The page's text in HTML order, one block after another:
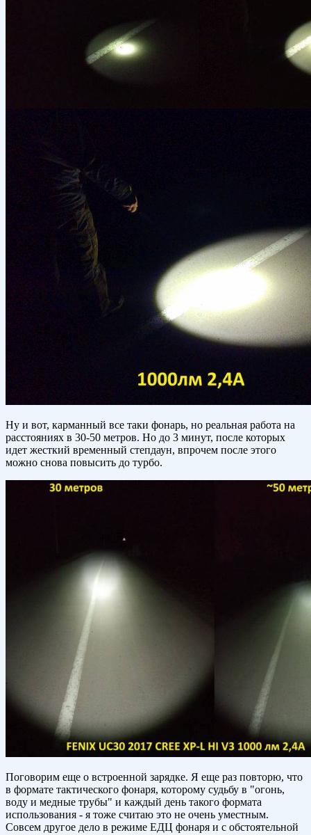
Ну и вот, карманный все таки фонарь, но реальная работа на
расстояниях в 30-50 метров. Но до 3 минут, после которых
идет жесткий временный степдаун, впрочем после этого
можно снова повысить до турбо.
Поговорим еще о встроенной зарядке. Я еще раз повторю, что
в формате тактического фонаря, которому судьбу в "огонь,
воду и медные трубы" и каждый день такого формата
использования - я тоже считаю это не очень уместным.
Совсем другое дело в режиме ЕДЦ фонаря и с обстоятельной